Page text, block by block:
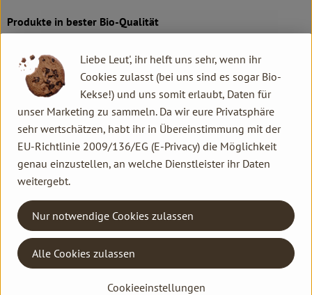
Produkte in bester Bio-Qualität
Qualitätssicherungs-Team nimmt daher eine Schlüsselposition
im Unternehmen ein. Die Kontrollen der Rohstoffe beginnen
bereits auf dem Feld. Bei Wareneingang werden alle Rohstoffe
und Produkte beprobt. Zusätzlich werden sie durch anerkannte
externe Labors unabhängig analysiert.
Wie schon zu Beginn liegen Rapunzel auch heute die
persönlichen Kontakte zu den Lieferanten und langfristige
Partnerschaften besonders am Herzen. Besuche vor Ort,
Beratung durch eigene Agrar-Ingenieure und der rege
Austausch miteinander sichern die einwandfreie Qualität der
Rohstoffe ab. Das schafft Transparenz - vom Feld bis zum
Teller des Verbrauchers.
Liebe Leut', ihr helft uns sehr, wenn ihr
Cookies zulasst (bei uns sind es sogar Bio-
Kekse!) und uns somit erlaubt, Daten für
unser Marketing zu sammeln. Da wir eure Privatsphäre
sehr wertschätzen, habt ihr in Übereinstimmung mit der
EU-Richtlinie 2009/136/EG (E-Privacy) die Möglichkeit
genau einzustellen, an welche Dienstleister ihr Daten
weitergebt.
Cookieeinstellungen
Nur notwendige Cookies zulassen
Alle Cookies zulassen